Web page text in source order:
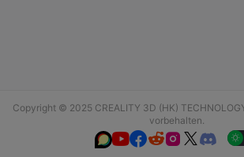
Copyright © 2025 CREALITY 3D (HK)
vorbehalten.
  